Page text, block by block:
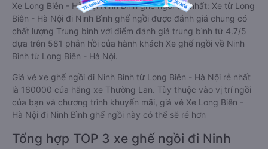
Xe Long Biên - Hà Nội Ninh Bình ghế ngồi tốt nhất: Xe từ Long
Biên - Hà Nội đi Ninh Bình ghế ngồi được đánh giá chung có
chất lượng Trung bình với điểm đánh giá trung bình từ 4.7/5
dựa trên 581 phản hồi của hành khách Xe ghế ngồi về Ninh
Bình từ Long Biên - Hà Nội.
Giá vé xe ghế ngồi đi Ninh Bình từ Long Biên - Hà Nội rẻ nhất
là 160000 của hãng xe Thường Lan. Tùy thuộc vào vị trí ngồi
của bạn và chương trình khuyến mãi, giá vé Xe Long Biên -
Hà Nội đi Ninh Bình ghế ngồi này có thể sẽ rẻ hơn
Tổng hợp TOP 3 xe ghế ngồi đi Ninh